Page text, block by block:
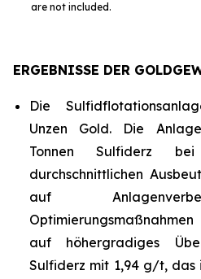
are not included.
ERGEBNISSE DER
Die
Unzen Gold. Die
Tonnen Sulfiderz
durchschnittlichen
auf
auf höhergradiges
Sulfiderz mit 1,94 g/t, das